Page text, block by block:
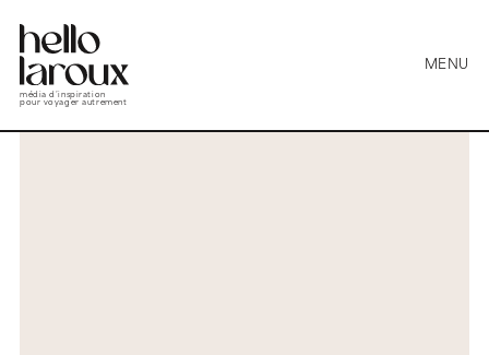
média d’inspiration
pour voyager autrement
MENU